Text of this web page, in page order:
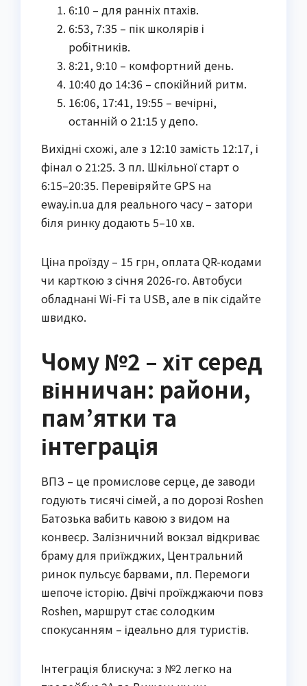
6:10 – для ранніх птахів.
6:53, 7:35 – пік школярів і
робітників.
8:21, 9:10 – комфортний день.
10:40 до 14:36 – спокійний ритм.
16:06, 17:41, 19:55 – вечірні,
останній о 21:15 у депо.
Вихідні схожі, але з 12:10 замість 12:17, і
фінал о 21:25. З пл. Шкільної старт о
6:15–20:35. Перевіряйте GPS на
eway.in.ua для реального часу – затори
біля ринку додають 5–10 хв.
Ціна проїзду – 15 грн, оплата QR-кодами
чи карткою з січня 2026-го. Автобуси
обладнані Wi-Fi та USB, але в пік сідайте
швидко.
Чому №2 – хіт серед
вінничан: райони,
пам’ятки та
інтеграція
ВПЗ – це промислове серце, де заводи
годують тисячі сімей, а по дорозі Roshen
Батозька вабить кавою з видом на
конвеєр. Залізничний вокзал відкриває
браму для приїжджих, Центральний
ринок пульсує барвами, пл. Перемоги
шепоче історію. Двічі проїжджаючи повз
Roshen, маршрут стає солодким
спокусанням – ідеально для туристів.
Інтеграція блискуча: з №2 легко на